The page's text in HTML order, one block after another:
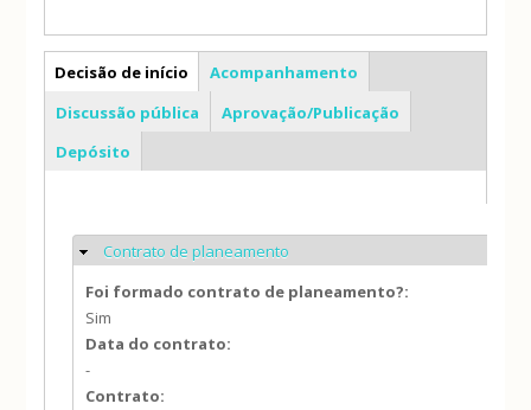
PP
Decisão de início
Acompanhamento
Discussão pública
Aprovação/Publicação
Depósito
Ocultar
Contrato de planeamento
Foi formado contrato de planeamento?:
Sim
Data do contrato:
-
Contrato: